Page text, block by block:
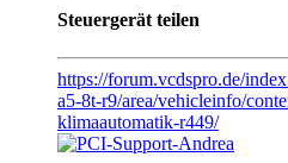
Steuergerät teilen
https://forum.vcdspro.de/
a5-8t-r9/area/vehicleinfo/
klimaautomatik-r449/